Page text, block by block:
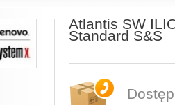
Atlantis SW
Standard S&S